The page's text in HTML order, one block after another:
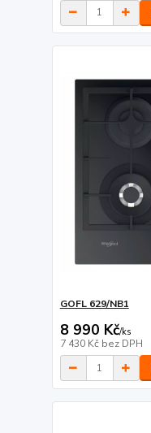
GOFL 629/NB1
8 990 Kč/ks
7 430 Kč bez DPH